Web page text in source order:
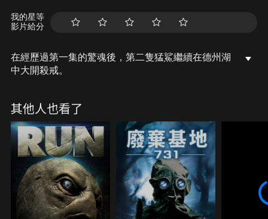
我的星等
影片給分
在經歷過第一集的驚魂後，第二隻猛鯊繼續在德州湖
中大開殺戒。
其他人也看了